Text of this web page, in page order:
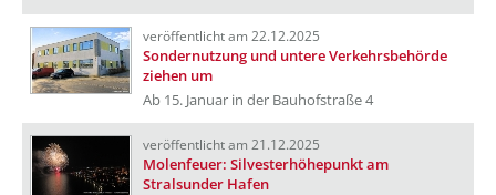
veröffentlicht am 22.12.2025
Sondernutzung und untere Verkehrsbehörde
ziehen um
Ab 15. Januar in der Bauhofstraße 4
veröffentlicht am 21.12.2025
Molenfeuer: Silvesterhöhepunkt am
Stralsunder Hafen